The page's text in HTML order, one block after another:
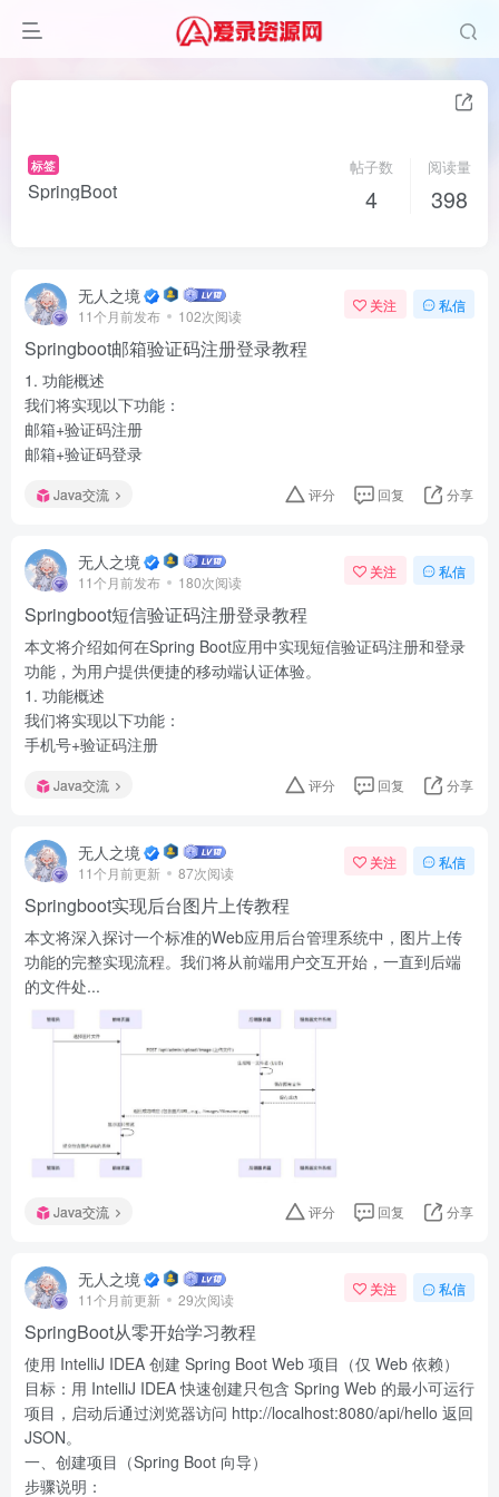
标签
SpringBoot
帖子数
4
阅读量
398
无人之境
11个月前发布 102次阅读
关注 私信
Springboot邮箱验证码注册登录教程
1. 功能概述
我们将实现以下功能：
邮箱+验证码注册
邮箱+验证码登录
Java交流 评分 回复 分享
无人之境
11个月前发布 180次阅读
关注 私信
Springboot短信验证码注册登录教程
本文将介绍如何在Spring Boot应用中实现短信验证码注册和登录
功能，为用户提供便捷的移动端认证体验。
1. 功能概述
我们将实现以下功能：
手机号+验证码注册
Java交流 评分 回复 分享
无人之境
11个月前更新 87次阅读
关注 私信
Springboot实现后台图片上传教程
本文将深入探讨一个标准的Web应用后台管理系统中，图片上传
功能的完整实现流程。我们将从前端用户交互开始，一直到后端
的文件处...
Java交流 评分 回复 分享
无人之境
11个月前更新 29次阅读
关注 私信
SpringBoot从零开始学习教程
使用 IntelliJ IDEA 创建 Spring Boot Web 项目（仅 Web 依赖）
目标：用 IntelliJ IDEA 快速创建只包含 Spring Web 的最小可运行
项目，启动后通过浏览器访问 http://localhost:8080/api/hello 返回
JSON。
一、创建项目（Spring Boot 向导）
步骤说明：